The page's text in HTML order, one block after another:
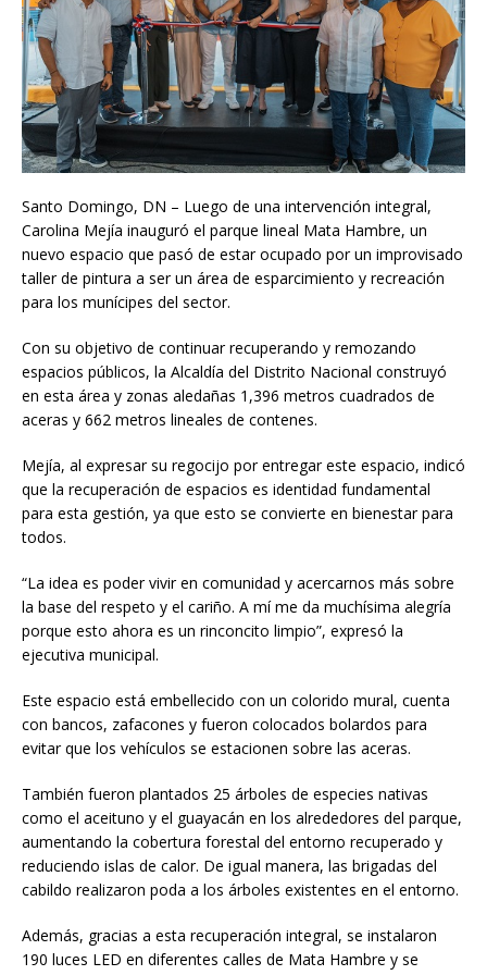
Santo Domingo, DN – Luego de una intervención integral,
Carolina Mejía inauguró el parque lineal Mata Hambre, un
nuevo espacio que pasó de estar ocupado por un improvisado
taller de pintura a ser un área de esparcimiento y recreación
para los munícipes del sector.
Con su objetivo de continuar recuperando y remozando
espacios públicos, la Alcaldía del Distrito Nacional construyó
en esta área y zonas aledañas 1,396 metros cuadrados de
aceras y 662 metros lineales de contenes.
Mejía, al expresar su regocijo por entregar este espacio, indicó
que la recuperación de espacios es identidad fundamental
para esta gestión, ya que esto se convierte en bienestar para
todos.
“La idea es poder vivir en comunidad y acercarnos más sobre
la base del respeto y el cariño. A mí me da muchísima alegría
porque esto ahora es un rinconcito limpio”, expresó la
ejecutiva municipal.
Este espacio está embellecido con un colorido mural, cuenta
con bancos, zafacones y fueron colocados bolardos para
evitar que los vehículos se estacionen sobre las aceras.
También fueron plantados 25 árboles de especies nativas
como el aceituno y el guayacán en los alrededores del parque,
aumentando la cobertura forestal del entorno recuperado y
reduciendo islas de calor. De igual manera, las brigadas del
cabildo realizaron poda a los árboles existentes en el entorno.
Además, gracias a esta recuperación integral, se instalaron
190 luces LED en diferentes calles de Mata Hambre y se